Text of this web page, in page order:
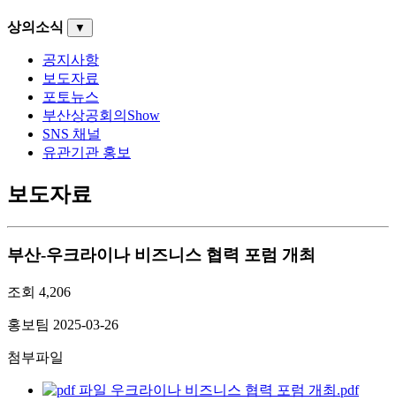
상의소식 ▼
공지사항
보도자료
포토뉴스
부산상공회의Show
SNS 채널
유관기관 홍보
보도자료
부산-우크라이나 비즈니스 협력 포럼 개최
조회 4,206
홍보팀 2025-03-26
첨부파일
우크라이나 비즈니스 협력 포럼 개최.pdf